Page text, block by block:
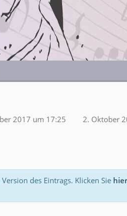
2017 um 17:25
2. Oktober
des Eintrags. Klicken Sie